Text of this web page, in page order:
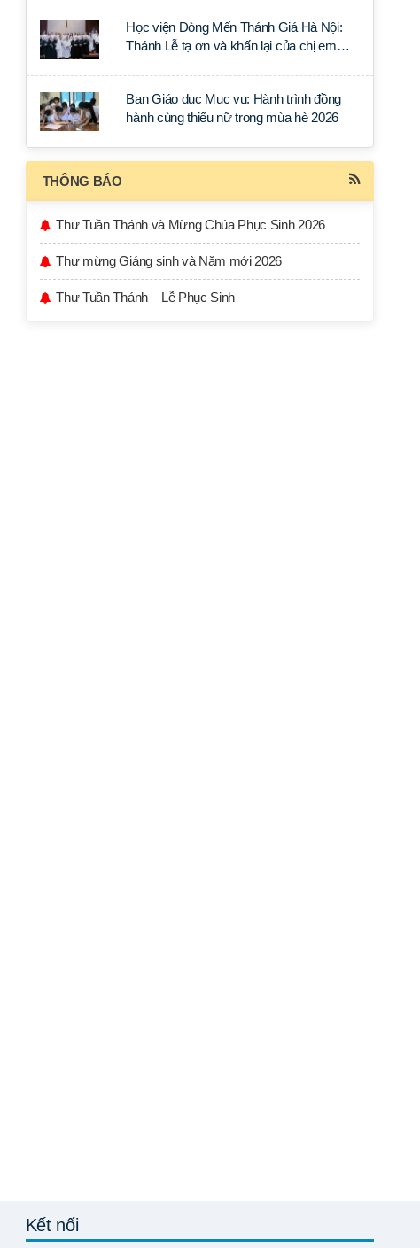
Học viện Dòng Mến Thánh Giá Hà Nội:
Thánh Lễ tạ ơn và khấn lại của chị em
Ban Giáo dục Mục vụ: Hành trình đồng
hành cùng thiếu nữ trong mùa hè 2026
THÔNG BÁO
Thư Tuần Thánh và Mừng Chúa Phục Sinh 2026
Thư mừng Giáng sinh và Năm mới 2026
Thư Tuần Thánh – Lễ Phục Sinh
Kết nối